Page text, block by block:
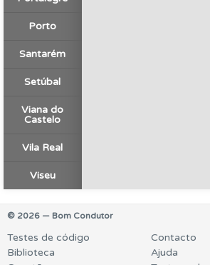
Porto
Santarém
Setúbal
Viana do
Castelo
Vila Real
Viseu
© 2026 — Bom Condutor
Testes de código
Biblioteca
Contacto
Ajuda